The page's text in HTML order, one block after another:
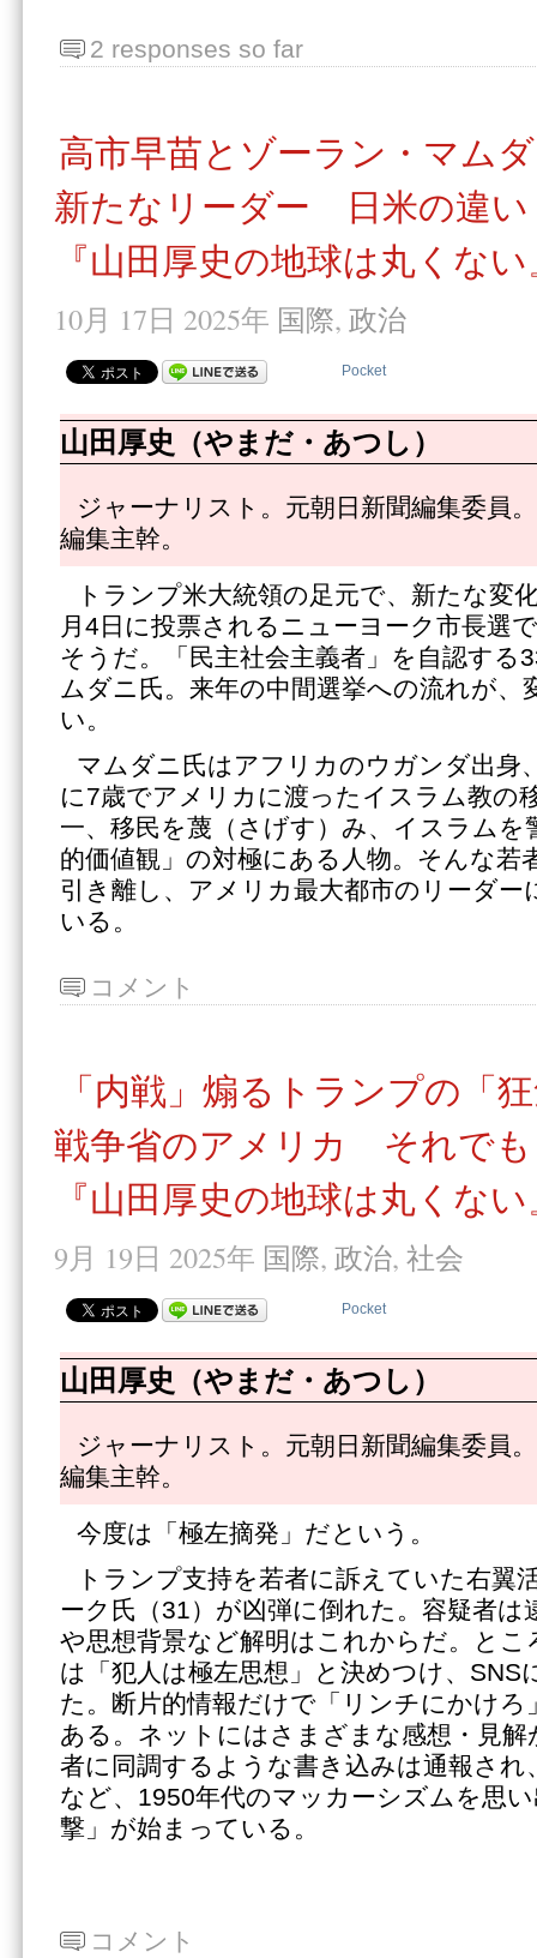
2 responses so far
高市早苗とゾーラン・マム
新たなリーダー 日米の違い
『山田厚史の地球は丸くな
10月 17日 2025年 国際, 政治
Pocket
山田厚史（やまだ・あつし）
ジャーナリスト。元朝日新聞編集委員
編集主幹。
トランプ米大統領の足元で、新たな変
月4日に投票されるニューヨーク市長選
そうだ。「民主社会主義者」を自認する
ムダニ氏。来年の中間選挙への流れが、
い。
マムダニ氏はアフリカのウガンダ出身
に7歳でアメリカに渡ったイスラム教の
一、移民を蔑（さげす）み、イスラムを
的価値観」の対極にある人物。そんな若
引き離し、アメリカ最大都市のリーダー
いる。
コメント
「内戦」煽るトランプの「
戦争省のアメリカ それで
『山田厚史の地球は丸くな
9月 19日 2025年 国際, 政治, 社会
Pocket
山田厚史（やまだ・あつし）
ジャーナリスト。元朝日新聞編集委員
編集主幹。
今度は「極左摘発」だという。
トランプ支持を若者に訴えていた右翼
ーク氏（31）が凶弾に倒れた。容疑者は
や思想背景など解明はこれからだ。と
は「犯人は極左思想」と決めつけ、SNS
た。断片的情報だけで「リンチにかけ
ある。ネットにはさまざまな感想・見解
者に同調するような書き込みは通報され
など、1950年代のマッカーシズムを思
撃」が始まっている。
コメント